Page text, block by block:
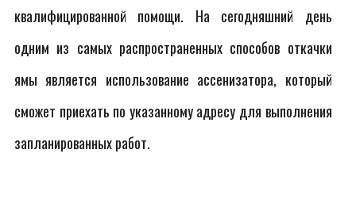
квалифицированной помощи. На сегодняшний день
одним из самых распространенных способов откачки
ямы является использование ассенизатора, который
сможет приехать по указанному адресу для выполнения
запланированных работ.